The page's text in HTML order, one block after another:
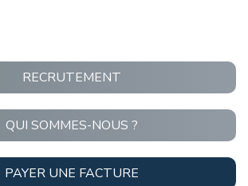
RECRUTEMENT
QUI SOMMES-NOUS ?
PAYER UNE FACTURE